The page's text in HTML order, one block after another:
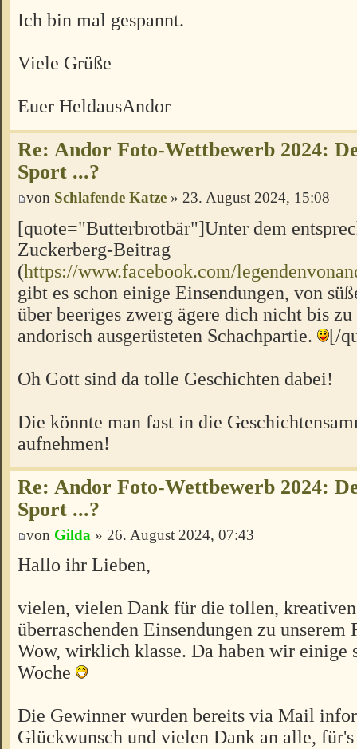
Ich bin mal gespannt.
Viele Grüße
Euer HeldausAndor
Re: Andor Foto-Wettbewerb 2024:
Sport ...?
von Schlafende Katze » 23. August 2024, 15:08
[quote="Butterbrotbär"]Unter dem
Zuckerberg-Beitrag
(https://www.facebook.com/
gibt es schon einige Einsendungen, von
über beeriges zwerg ägere dich nicht bis
andorisch ausgerüsteten Schachpartie.
[/
Oh Gott sind da tolle Geschichten dabei!
Die könnte man fast in die
aufnehmen!
Re: Andor Foto-Wettbewerb 2024:
Sport ...?
von Gilda » 26. August 2024, 07:43
Hallo ihr Lieben,
vielen, vielen Dank für die tollen,
überraschenden Einsendungen zu unserem
Wow, wirklich klasse. Da haben wir einige
Woche
Die Gewinner wurden bereits via Mail
Glückwunsch und vielen Dank an alle,